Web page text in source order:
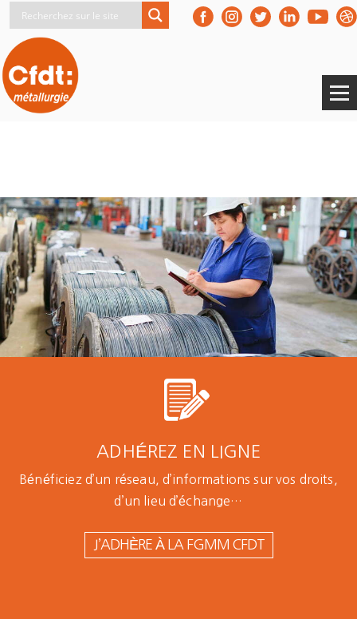
ADHÉREZ EN LIGNE
Bénéficiez d’un réseau, d’informations sur vos droits,
d’un lieu d’échange…
J’ADHÈRE À LA FGMM CFDT